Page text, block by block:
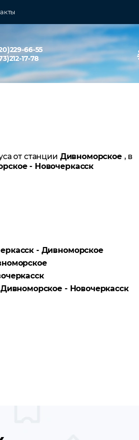
66-55
17-78
от станции Дивноморское , в
- Новочеркасск
- Дивноморское
Дивноморское - Новочеркасск